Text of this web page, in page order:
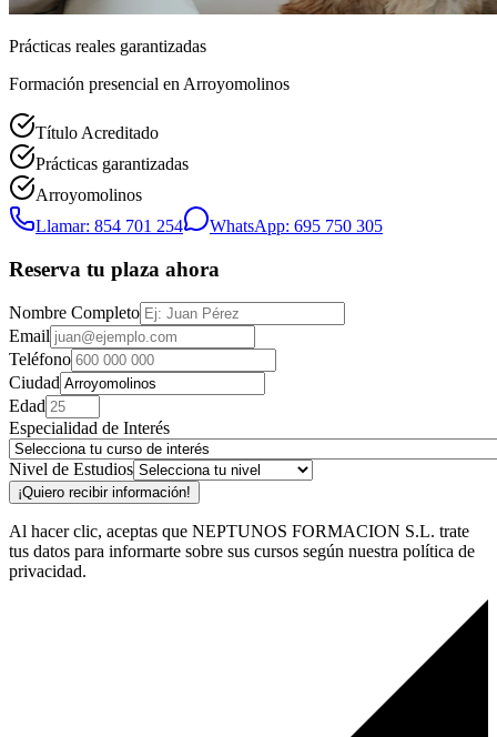
Prácticas reales garantizadas
Formación presencial en Arroyomolinos
Título Acreditado
Prácticas garantizadas
Arroyomolinos
Llamar: 854 701 254
WhatsApp: 695 750 305
Reserva tu plaza ahora
Nombre Completo
Email
Teléfono
Ciudad
Edad
Especialidad de Interés
Nivel de Estudios
¡Quiero recibir información!
Al hacer clic, aceptas que NEPTUNOS FORMACION S.L. trate
tus datos para informarte sobre sus cursos según nuestra política de
privacidad.